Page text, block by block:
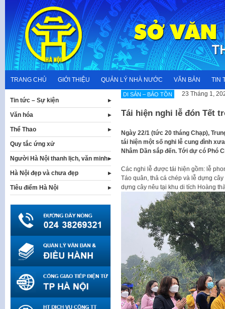
content
TRANG CHỦ GIỚI THIỆU QUẢN LÝ NHÀ NƯỚC VĂN BẢN TIN
DI SẢN – BẢO TỒN 23 Tháng 1,
Tái hiện nghi lễ đón Tết
Ngày 22/1 (tức 20 tháng Chạp),
tái hiện một số nghi lễ cung đình
Nhâm Dần sắp đến. Tới dự có Phó
Các nghi lễ được tái hiện gồm: lễ
Táo quân, thả cá chép và lễ dựng
dựng cây nêu tại khu di tích Hoàng
Tin tức – Sự kiện
Văn hóa
Thể Thao
Quy tắc ứng xử
Người Hà Nội thanh lịch, văn minh
Hà Nội đẹp và chưa đẹp
Tiêu điểm Hà Nội